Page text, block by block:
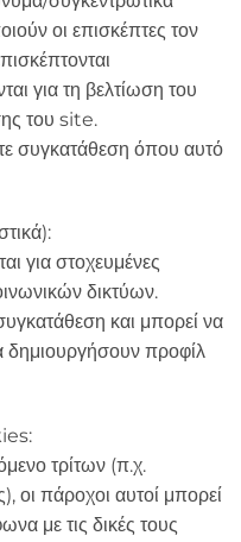
οι επισκέπτες τον
για τη βελτίωση του
του site.
συγκατάθεση όπου αυτό
για στοχευμένες
δικτύων.
και μπορεί να
δημιουργήσουν προφίλ
τρίτων (π.χ.
πάροχοι αυτοί μπορεί
με τις δικές τους